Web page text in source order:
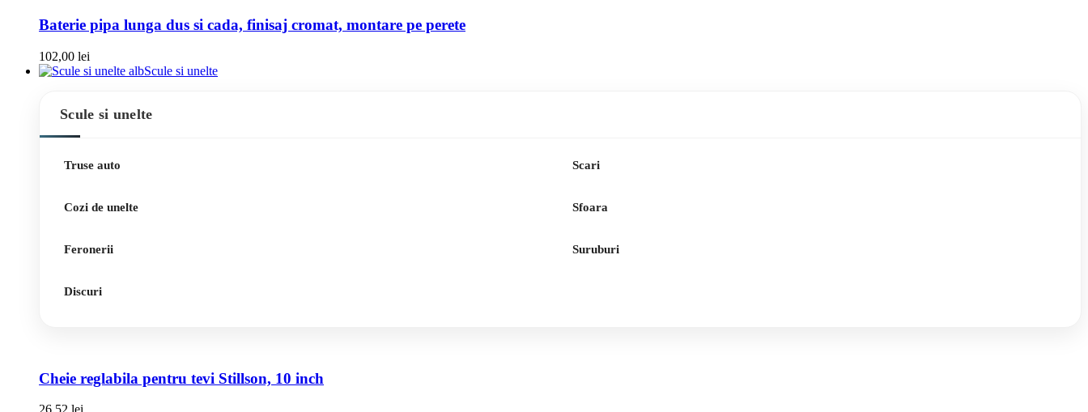
Baterie pipa lunga dus si cada, finisaj cromat, montare pe perete
102,00 lei
Scule si unelte
Scule si unelte
Truse auto
Cozi de unelte
Feronerii
Discuri
Scari
Sfoara
Suruburi
Cheie reglabila pentru tevi Stillson, 10 inch